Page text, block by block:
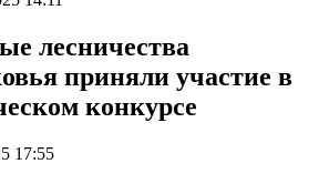
лесничества
приняли участие в
конкурсе
17:55